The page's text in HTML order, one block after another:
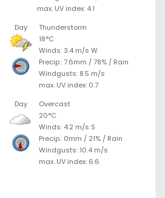
max. UV index: 4.1
Day
Thunderstorm
18°C
Winds: 3.4 m/s W
Precip.:7.6mm /78% / Rain
Windgusts: 8.5 m/s
max. UV index: 0.7
Day
Overcast
20°C
Winds: 4.2 m/s S
Precip.: 0mm / 21% / Rain
Windgusts: 10.4 m/s
max. UV index: 6.6